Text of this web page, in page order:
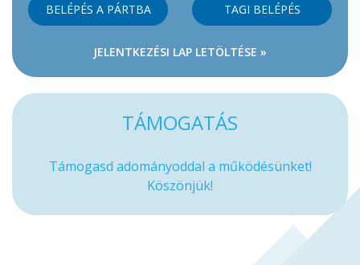
BELÉPÉS A PÁRTBA TAGI BELÉPÉS
JELENTKEZÉSI LAP LETÖLTÉSE »
TÁMOGATÁS
Támogasd adományoddal a működésünket!
Köszönjük!